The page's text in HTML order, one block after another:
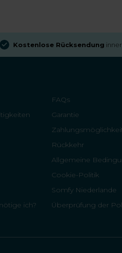
Kostenlose Rücksendung
FAQs
Garantie
Rückkehr
Allgemeine
Cookie-Politik
Somfy Niederlande
ich?
Überprüfung der